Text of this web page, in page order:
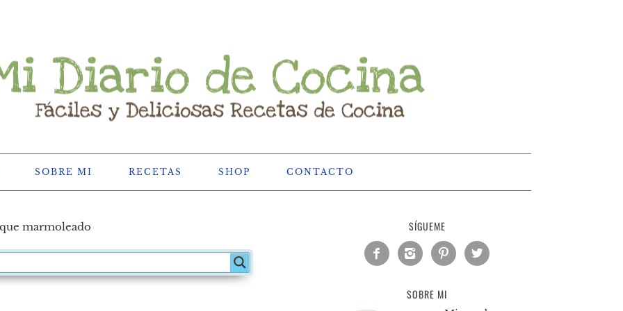
SOBRE MI RECETAS SHOP CONTACTO
marmoleado SÍGUEME
   
SOBRE MI